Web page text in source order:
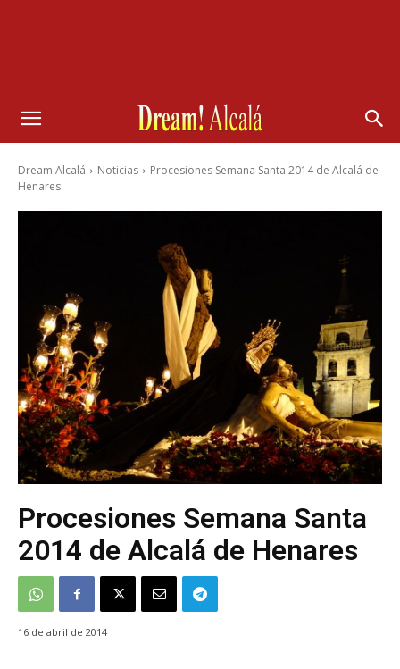
Dream Alcalá Noticias
Procesiones Semana Santa 2014 de Alcalá de
Henares
Procesiones Semana Santa
2014 de Alcalá de Henares
16 de abril de 2014